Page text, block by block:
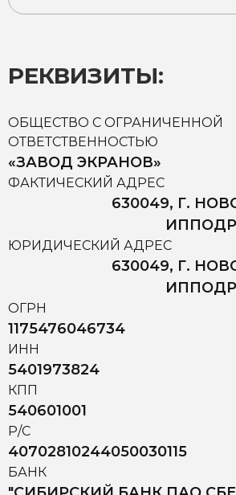
РЕКВИЗИТЫ:
ОБЩЕСТВО С ОГРАНИЧЕННОЙ
ОТВЕТСТВЕННОСТЬЮ
«ЗАВОД ЭКРАНОВ»
ФАКТИЧЕСКИЙ АДРЕС
630049, Г.
ЮРИДИЧЕСКИЙ АДРЕС
630049, Г.
ОГРН
1175476046734
ИНН
5401973824
КПП
540601001
Р/С
40702810244050030115
БАНК